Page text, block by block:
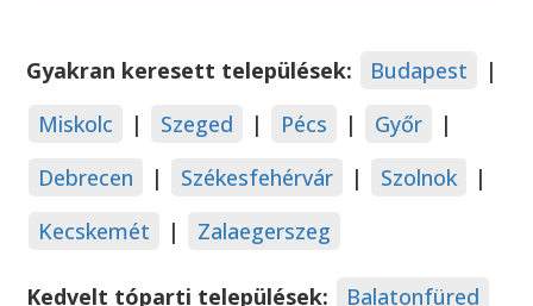
Gyakran keresett települések: Budapest
|
Miskolc
| Szeged | Pécs | Győr
|
Debrecen
| Székesfehérvár | Szolnok
|
Kecskemét
| Zalaegerszeg
Kedvelt tóparti települések:
Balatonfüred